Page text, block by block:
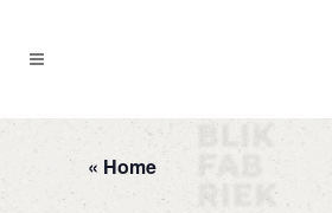
« Home